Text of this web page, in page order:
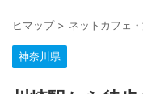
ヒマップ> ネットカフェ
神奈川県